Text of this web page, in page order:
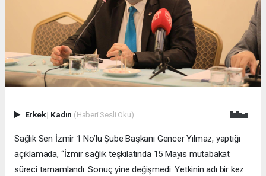
Erkek| Kadın (Haberi Sesli Oku)
Sağlık Sen İzmir 1 No’lu Şube Başkanı Gencer Yılmaz, yaptığı
açıklamada, “İzmir sağlık teşkilatında 15 Mayıs mutabakat
süreci tamamlandı. Sonuç yine değişmedi: Yetkinin adı bir kez